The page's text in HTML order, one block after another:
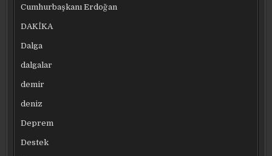
Cumhurbaşkanı Erdoğan
DAKİKA
Dalga
dalgalar
demir
deniz
Deprem
Destek